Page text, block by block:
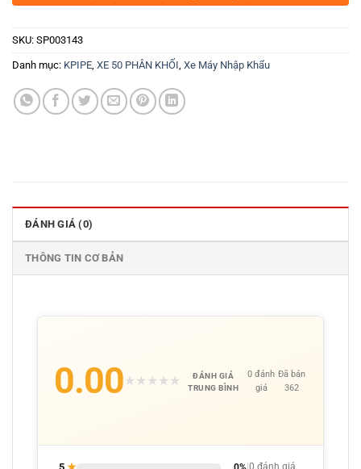
SKU: SP003143
Danh mục: KPIPE, XE 50 PHÂN KHỐI, Xe Máy Nhập Khẩu
ĐÁNH GIÁ (0)
THÔNG TIN CƠ BẢN
0.00★ ★ ★ ★ ★
ĐÁNH GIÁ
TRUNG BÌNH
0 đánh
giá
Đã bán
362